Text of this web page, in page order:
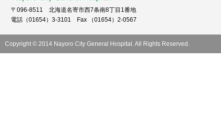
〒096-8511 北海道名寄市西7条南8丁目1番地
電話（01654）3-3101 Fax （01654）2-0567
Copyright © 2014 Nayoro City General Hospital. All Rights Reserved.